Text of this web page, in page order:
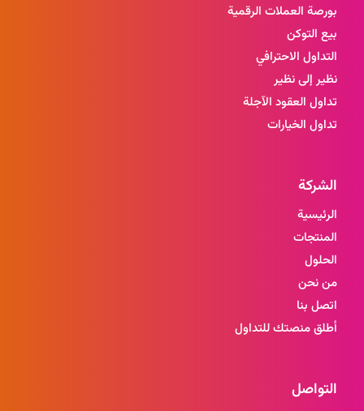
بورصة العملات الرقمية
بيع التوكن
التداول الاحترافي
نظير إلى نظير
تداول العقود الآجلة
تداول الخيارات
الشركة
الرئيسية
المنتجات
الحلول
من نحن
اتصل بنا
أطلق منصتك للتداول
التواصل